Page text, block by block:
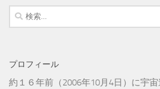
検
索:
プロフィール
約１６年前（2006年10月4日）に宇